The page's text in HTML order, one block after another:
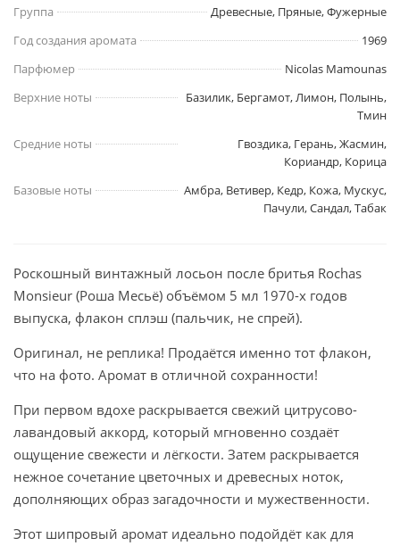
Группа
Древесные, Пряные, Фужерные
Год создания аромата
1969
Парфюмер
Nicolas Mamounas
Верхние ноты
Базилик, Бергамот, Лимон, Полынь,
Тмин
Средние ноты
Гвоздика, Герань, Жасмин,
Кориандр, Корица
Базовые ноты
Амбра, Ветивер, Кедр, Кожа, Мускус,
Пачули, Сандал, Табак
Роскошный винтажный лосьон после бритья Rochas
Monsieur (Роша Месьё) объёмом 5 мл 1970-х годов
выпуска, флакон сплэш (пальчик, не спрей).
Оригинал, не реплика! Продаётся именно тот флакон,
что на фото. Аромат в отличной сохранности!
При первом вдохе раскрывается свежий цитрусово-
лавандовый аккорд, который мгновенно создаёт
ощущение свежести и лёгкости. Затем раскрывается
нежное сочетание цветочных и древесных ноток,
дополняющих образ загадочности и мужественности.
Этот шипровый аромат идеально подойдёт как для